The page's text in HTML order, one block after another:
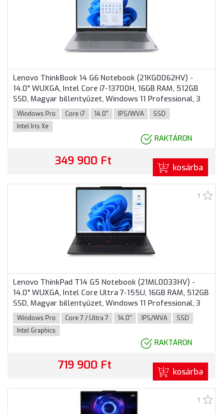
Lenovo ThinkBook 14 G6 Notebook (21KG0062HV) -
14.0" WUXGA, Intel Core i7-13700H, 16GB RAM, 512GB
SSD, Magyar billentyűzet, Windows 11 Professional, 3
év garancia, Szürke színben
Windows Pro Core i7 14.0" IPS/WVA
SSD
Intel Iris Xe
RAKTÁRON
349 900 Ft kosárba
1
Lenovo ThinkPad T14 G5 Notebook (21ML0033HV) -
14.0" WUXGA, Intel Core Ultra 7-155U, 16GB RAM, 512GB
SSD, Magyar billentyűzet, Windows 11 Professional, 3
év garancia, Fekete színben
Windows Pro Core 7 / Ultra 7 14.0" IPS/WVA
SSD
Intel Graphics
RAKTÁRON
719 900 Ft kosárba
1